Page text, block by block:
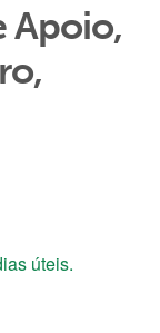
Apoio,
úteis.